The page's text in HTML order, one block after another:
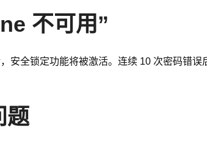
不可用”
安全锁定功能将被激活。连续 10 次密码错误
题